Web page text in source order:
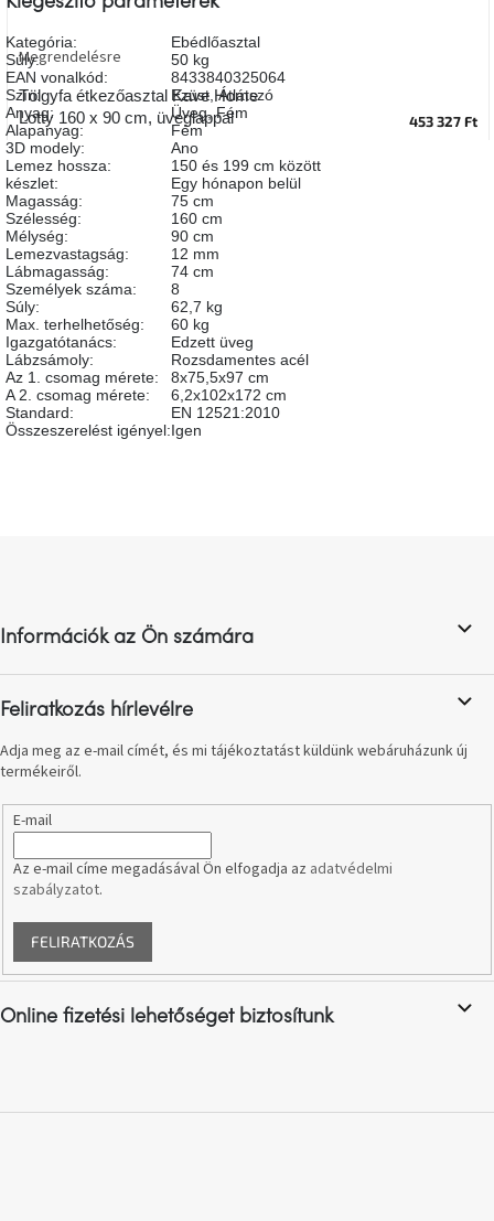
napja
Egy
étkező,
amely
szórakoztat!
A
8.
születésnap
megünneplése
A
kedvenceid
Hírek
Formwood
kollekció
Most
repül
A
hullámon
Fedezze
fel
sötét
Kis
nagy
változás
Tölgyfa étkezőasztal Kave Home
Lotty 160 x 90 cm, üveglappal
Megrendelésre
453 327 Ft
Kategória:
Ebédlőasztal
Súly:
50 kg
EAN vonalkód:
8433840325064
Szín: Ezüst,Átlátszó
Anyag: Üveg,Fém
Alapanyag:
Fém
3D modely:
Ano
Lemez hossza:
150 és 199 cm között
készlet:
Egy hónapon belül
Magasság:
75 cm
Szélesség:
160 cm
Mélység:
90 cm
Lemezvastagság:
12 mm
Lábmagasság:
74 cm
Személyek száma:
8
Súly:
62,7 kg
Max. terhelhetőség:
60 kg
Igazgatótanács:
Edzett üveg
Lábzsámoly:
Rozsdamentes acél
Az 1. csomag mérete:
8x75,5x97 cm
A 2. csomag mérete:
6,2x102x172 cm
Standard:
EN 12521:2010
Összeszerelést igényel:Igen
é
c
Információk az Ön számára
Feliratkozás hírlevélre
Adja meg az e-mail címét, és mi tájékoztatást küldünk webáruházunk új
termékeiről.
E-mail
Az e-mail címe megadásával Ön elfogadja az adatvédelmi
szabályzatot.
FELIRATKOZÁS
Online fizetési lehetőséget biztosítunk